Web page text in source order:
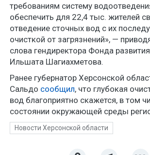
требованиям систему
обеспечить для 22,4 тыс. жителей
отведение сточных вод с их
очисткой от загрязнений», —
слова гендиректора Фонда
Ильшата Шагиахметова.
Ранее губернатор Херсонской
Сальдо сообщил, что глубокая
вод благоприятно скажется, в том
состоянии окружающей среды
Новости Херсонской области